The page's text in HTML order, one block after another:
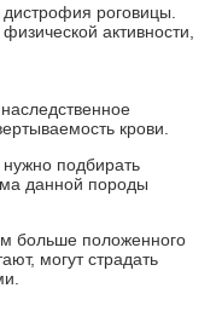
роговицы.
активности,
крови.
подбирать
данной породы
больше положенного
могут страдать